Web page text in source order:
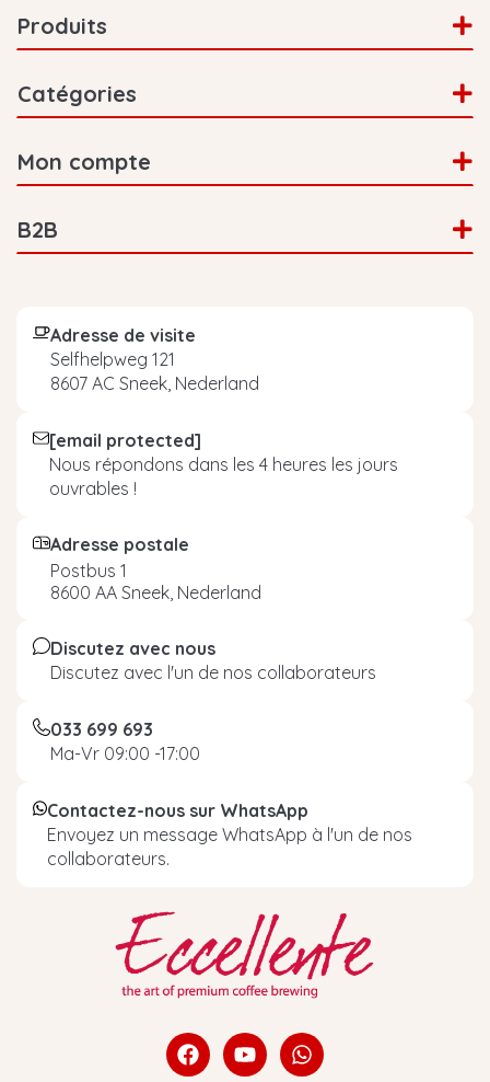
Produits
Catégories
Mon compte
B2B
Adresse de visite
Selfhelpweg 121
8607 AC Sneek, Nederland
[email protected]
Nous répondons dans les 4 heures les jours
ouvrables !
Adresse postale
Postbus 1
8600 AA Sneek, Nederland
Discutez avec nous
Discutez avec l'un de nos collaborateurs
033 699 693
Ma-Vr 09:00 -17:00
Contactez-nous sur WhatsApp
Envoyez un message WhatsApp à l'un de nos
collaborateurs.